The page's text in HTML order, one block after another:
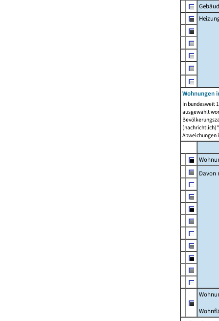
Wohnungen
In bundesweit
ausgewählt
Abweichungen
Davon